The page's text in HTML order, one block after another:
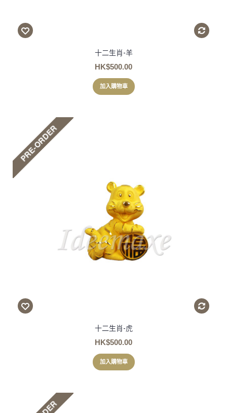
十二生肖-羊
HK$500.00
加入購物車
十二生肖-虎
HK$500.00
加入購物車